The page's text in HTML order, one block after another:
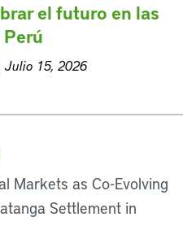
el futuro en las
Julio 15, 2026
Markets as Co-Evolving
Settlement in